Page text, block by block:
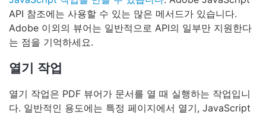
API 참조에는 사용할 수 있는 많은 메서드가 있습니다.
Adobe 이외의 뷰어는 일반적으로 API의 일부만 지원한다
는 점을 기억하세요.
열기 작업
열기 작업은 PDF 뷰어가 문서를 열 때 실행하는 작업입니
다. 일반적인 용도에는 특정 페이지에서 열기, JavaScript